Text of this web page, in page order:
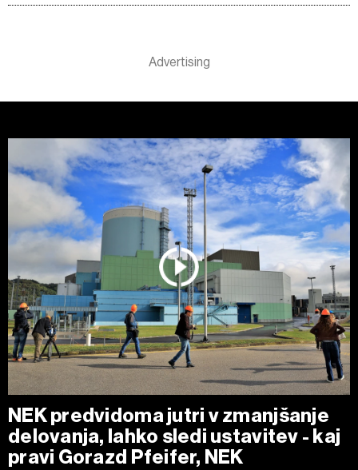
NEK predvidoma jutri v zmanjšanje
delovanja, lahko sledi ustavitev - kaj
pravi Gorazd Pfeifer, NEK